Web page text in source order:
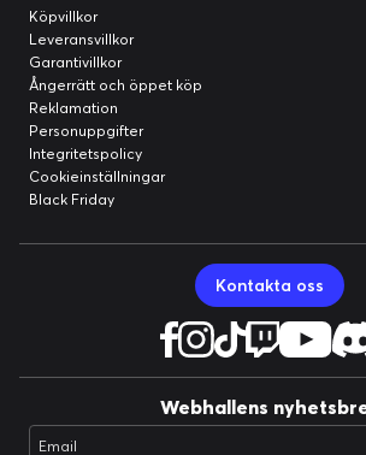
Köpvillkor
Leveransvillkor
Garantivillkor
Ångerrätt och öppet köp
Reklamation
Personuppgifter
Integritetspolicy
Cookieinställningar
Black Friday
Kontakta oss
Webhallens
Email